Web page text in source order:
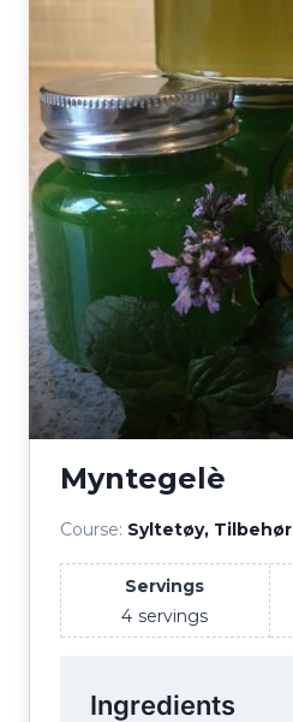
Myntegelè
Course: Syltetøy, Tilbehør
Servings
4 servings
Ingredients